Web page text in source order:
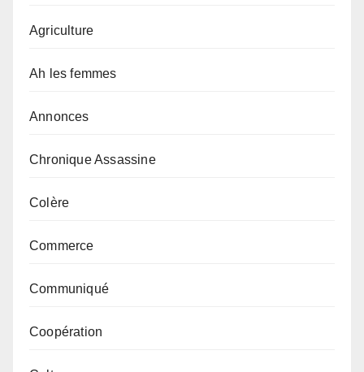
Agriculture
Ah les femmes
Annonces
Chronique Assassine
Colère
Commerce
Communiqué
Coopération